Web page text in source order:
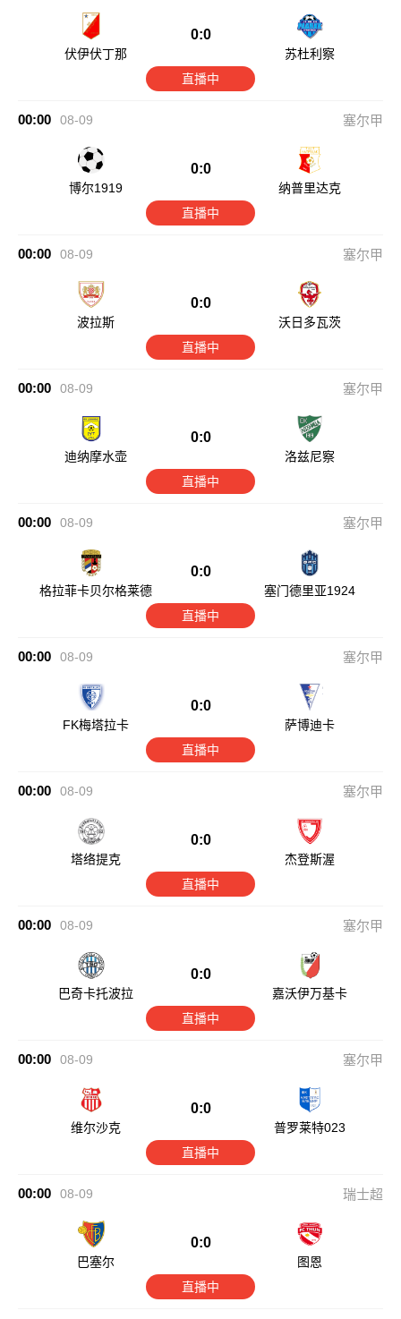
伏伊伏丁那
0:0
苏杜利察
直播中
00:00 08-09 塞尔甲
博尔1919
0:0
纳普里达克
直播中
00:00 08-09 塞尔甲
波拉斯
0:0
沃日多瓦茨
直播中
00:00 08-09 塞尔甲
迪纳摩水壶
0:0
洛兹尼察
直播中
00:00 08-09 塞尔甲
格拉菲卡贝尔格莱德
0:0
塞门德里亚1924
直播中
00:00 08-09 塞尔甲
FK梅塔拉卡
0:0
萨博迪卡
直播中
00:00 08-09 塞尔甲
塔络提克
0:0
杰登斯渥
直播中
00:00 08-09 塞尔甲
巴奇卡托波拉
0:0
嘉沃伊万基卡
直播中
00:00 08-09 塞尔甲
维尔沙克
0:0
普罗莱特023
直播中
00:00 08-09 瑞士超
巴塞尔
0:0
图恩
直播中